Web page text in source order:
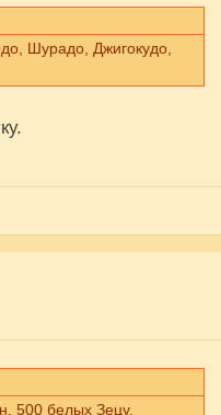
Шурадо, Джигокудо,
500 белых Зецу.